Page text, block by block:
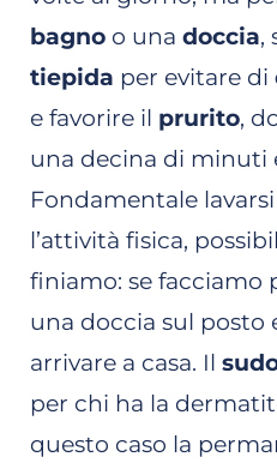
bagno o una doccia,
tiepida per evitare di
e favorire il prurito,
una decina di minuti
Fondamentale
l’attività fisica,
finiamo: se facciamo
una doccia sul posto
arrivare a casa. Il
per chi ha la
questo caso la